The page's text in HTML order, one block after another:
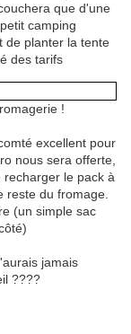
que d'une
camping
de planter la tente
des tarifs
!
excellent pour
nous sera offerte,
le pack à
reste du fromage.
(un simple sac
jamais
????